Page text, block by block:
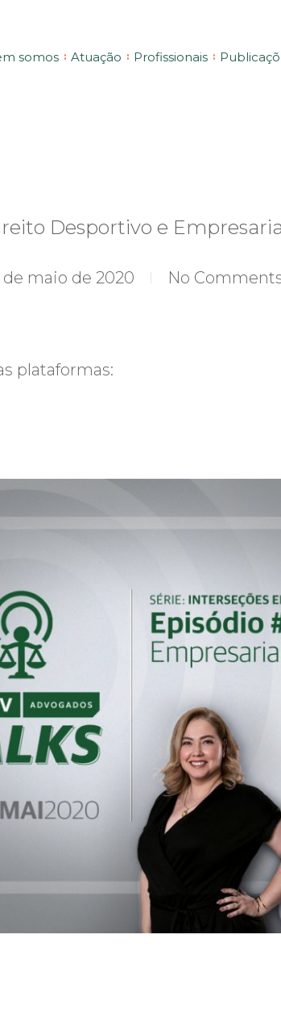
somos Atuação Profissionais
Desportivo e
de maio de 2020 No
plataformas: